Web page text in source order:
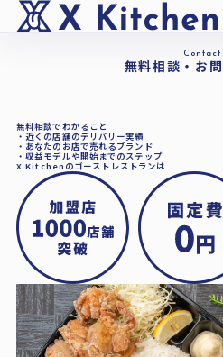
Contact
無料相談・お
無料相談でわかること
・近くの店舗のデリバリー実績
・あなたのお店で売れるブランド
・収益モデルや開始までのステップ
X Kitchenのゴーストレストランは